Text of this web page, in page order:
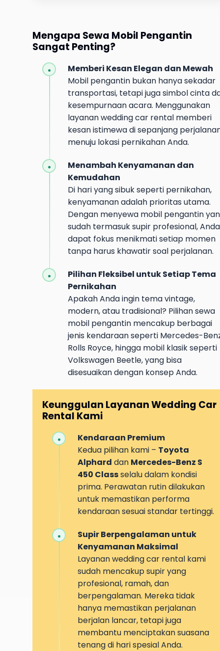
Mengapa Sewa Mobil Pengantin
Sangat Penting?
Memberi Kesan Elegan dan Mewah
Mobil pengantin bukan hanya sekadar
transportasi, tetapi juga simbol cinta
kesempurnaan acara. Menggunakan
layanan wedding car rental memberi
kesan istimewa di sepanjang
menuju lokasi pernikahan Anda.
Menambah Kenyamanan dan
Kemudahan
Di hari yang sibuk seperti pernikahan,
kenyamanan adalah prioritas utama.
Dengan menyewa mobil pengantin
sudah termasuk supir profesional, Anda
dapat fokus menikmati setiap momen
tanpa harus khawatir soal perjalanan.
Pilihan Fleksibel untuk Setiap Tema
Pernikahan
Apakah Anda ingin tema vintage,
modern, atau tradisional? Pilihan sewa
mobil pengantin mencakup berbagai
jenis kendaraan seperti Mercedes-
Rolls Royce, hingga mobil klasik seperti
Volkswagen Beetle, yang bisa
disesuaikan dengan konsep Anda.
Keunggulan Layanan Wedding Car
Rental Kami
Kendaraan Premium
Kedua pilihan kami – Toyota
Alphard dan Mercedes-Benz S
450 Classselalu dalam kondisi
prima. Perawatan rutin dilakukan
untuk memastikan performa
kendaraan sesuai standar tertinggi.
Supir Berpengalaman untuk
Kenyamanan Maksimal
Layanan wedding car rental kami
sudah mencakup supir yang
profesional, ramah, dan
berpengalaman. Mereka tidak
hanya memastikan perjalanan
berjalan lancar, tetapi juga
membantu menciptakan suasana
tenang di hari spesial Anda.